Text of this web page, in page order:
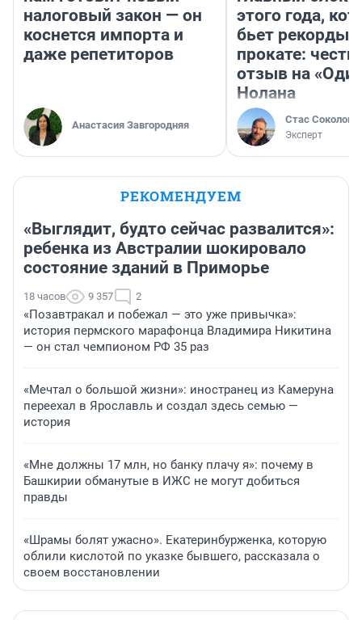
налоговый закон — он
коснется импорта и
даже репетиторов
Анастасия Завгородняя
этого года,
бьет рекорды в
прокате:
отзыв на
Нолана
Стас Соколов
Эксперт
РЕКОМЕНДУЕМ
«Выглядит, будто сейчас развалится»:
ребенка из Австралии шокировало
состояние зданий в Приморье
18 часов 9 357 2
«Позавтракал и побежал — это уже привычка»:
история пермского марафонца Владимира Никитина
— он стал чемпионом РФ 35 раз
«Мечтал о большой жизни»: иностранец из Камеруна
переехал в Ярославль и создал здесь семью —
история
«Мне должны 17 млн, но банку плачу я»: почему в
Башкирии обманутые в ИЖС не могут добиться
правды
«Шрамы болят ужасно». Екатеринбурженка, которую
облили кислотой по указке бывшего, рассказала о
своем восстановлении